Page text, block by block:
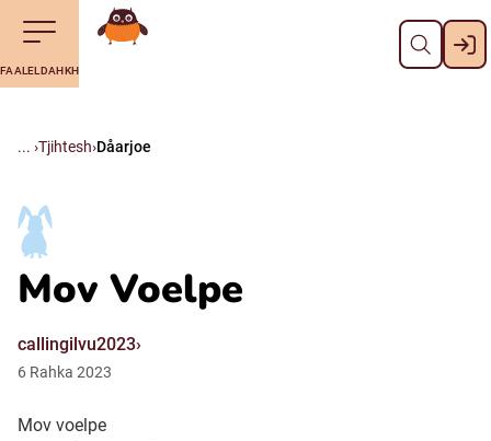
Till navigering av sidans innehåll
Till övergripande innehåll för webbplatsen Dahph
Svenska
Suomi (Finska)
Julevsámegiella (Lulesamiska)
Åarjelsaemiengïele (Sydsamiska)
FAALELDAHKH
Aalkoebealan
Tjihtesh Dåarjoe
Mov Voelpe
callingilvu2023
6 Rahka 2023
Mov voelpe